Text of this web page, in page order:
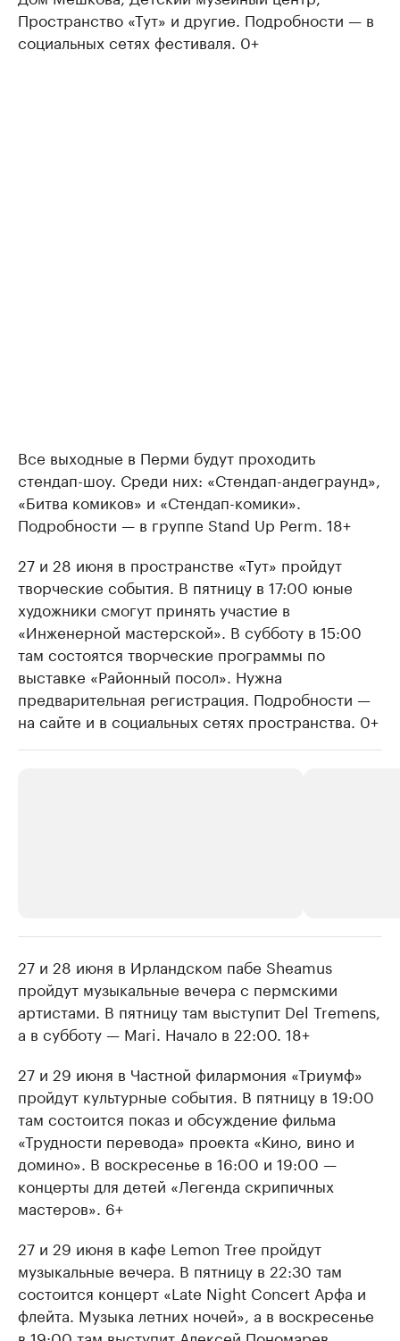
Пространство «Тут» и другие. Подробности — в
социальных сетях фестиваля. 0+
Все выходные в Перми будут проходить
стендап-шоу. Среди них: «Стендап-андеграунд»,
«Битва комиков» и «Стендап-комики».
Подробности — в группе Stand Up Perm. 18+
27 и 28 июня в пространстве «Тут» пройдут
творческие события. В пятницу в 17:00 юные
художники смогут принять участие в
«Инженерной мастерской». В субботу в 15:00
там состоятся творческие программы по
выставке «Районный посол». Нужна
предварительная регистрация. Подробности —
на сайте и в социальных сетях пространства. 0+
Крупнейшие производители и
продавцы медийной продукции
Ознакомьтесь с информацией в каталоге
Страховые
Посмотрите в
27 и 28 июня в Ирландском пабе Sheamus
пройдут музыкальные вечера с пермскими
артистами. В пятницу там выступит Del Tremens,
а в субботу — Mari. Начало в 22:00. 18+
27 и 29 июня в Частной филармония «Триумф»
пройдут культурные события. В пятницу в 19:00
там состоится показ и обсуждение фильма
«Трудности перевода» проекта «Кино, вино и
домино». В воскресенье в 16:00 и 19:00 —
концерты для детей «Легенда скрипичных
мастеров». 6+
27 и 29 июня в кафе Lemon Tree пройдут
музыкальные вечера. В пятницу в 22:30 там
состоится концерт «Late Night Concert Арфа и
флейта. Музыка летних ночей», а в воскресенье